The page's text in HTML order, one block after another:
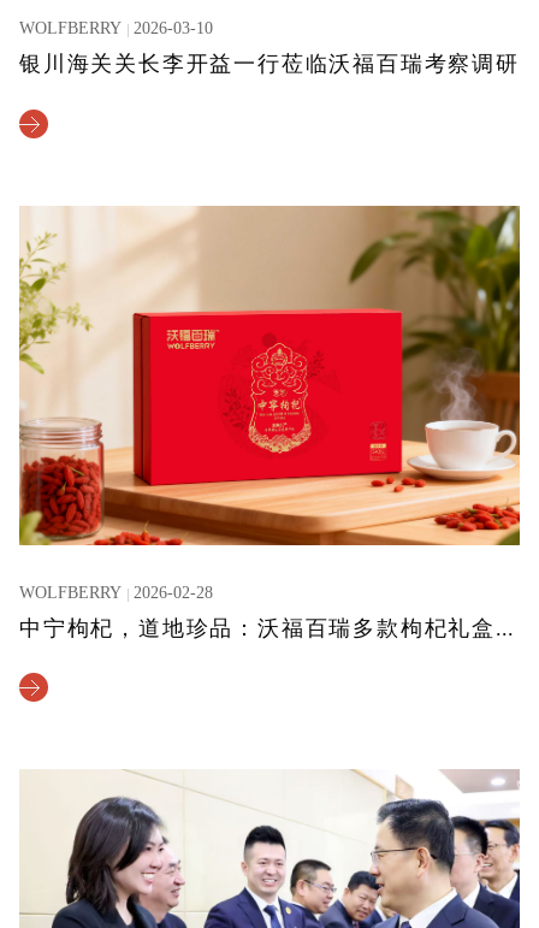
WOLFBERRY 2026-03-10
银川海关关长李开益一行莅临沃福百瑞考察调研
WOLFBERRY 2026-02-28
中宁枸杞，道地珍品：沃福百瑞多款枸杞礼盒暖心上市